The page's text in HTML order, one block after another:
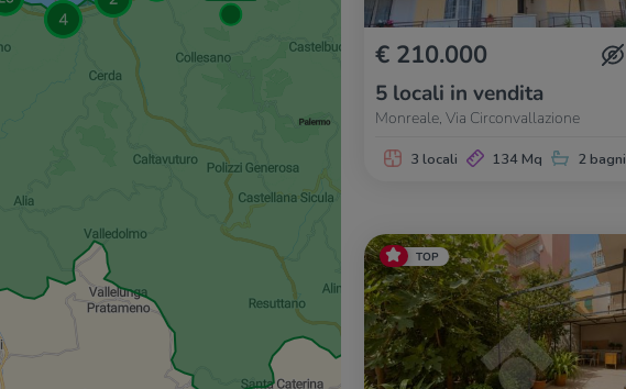
€ 210.000
5 locali in vendita
Monreale, Via Circonvallazione
3 locali 134 Mq 2 bagni
TOP